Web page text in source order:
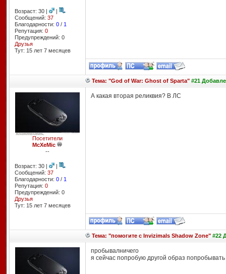
Возраст: 30 |
|
Сообщений: 37
Благодарности: 0/ 1
Репутация: 0
Предупреждений: 0
Друзья
Тут: 15 лет 7 месяцев
Тема: "God of War: Ghost of Sparta"#21
Посетители
McXeMic
--
Возраст: 30 |
|
Сообщений: 37
Благодарности: 0/ 1
Репутация: 0
Предупреждений: 0
Друзья
Тут: 15 лет 7 месяцев
А какая вторая реликвия? В ЛС
Тема: "помогите с Invizimals Shadow Zone"#22
пробывалничего
я сейчас попробую другой образ попробывать